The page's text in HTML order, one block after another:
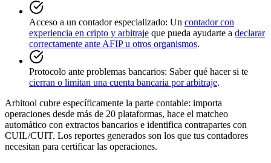
Acceso a un contador especializado: Un contador con
experiencia en cripto y arbitraje que pueda ayudarte a declarar
correctamente ante AFIP u otros organismos.
Protocolo ante problemas bancarios: Saber qué hacer si te
cierran o limitan una cuenta bancaria por arbitraje.
Arbitool cubre específicamente la parte contable: importa
operaciones desde más de 20 plataformas, hace el matcheo
automático con extractos bancarios e identifica contrapartes con
CUIL/CUIT. Los reportes generados son los que tus contadores
necesitan para certificar las operaciones.